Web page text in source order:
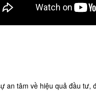
an tâm về hiệu quả đầu